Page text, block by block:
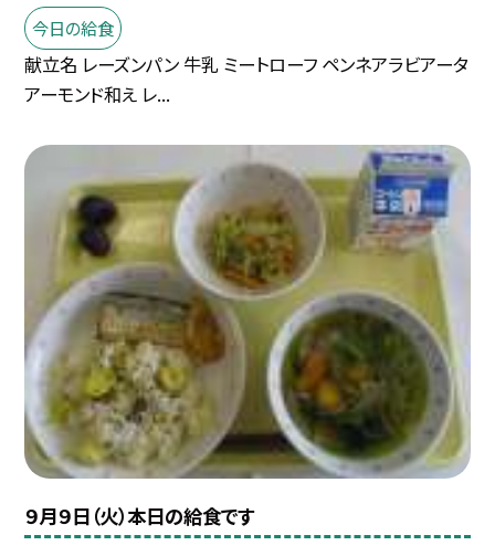
今日の給食
献立名 レーズンパン 牛乳 ミートローフ ペンネアラビアータ
アーモンド和え レ...
９月９日（火）本日の給食です